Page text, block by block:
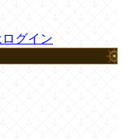
グイン